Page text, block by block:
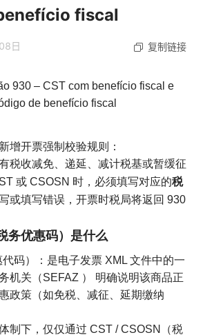
fiscal
日 复制链接
930 – CST com benefício fiscal e
de benefício fiscal
增开票强制校验规则：
税收减免、递延、减计税基或暂缓征
或 CSOSN 时，必须填写对应的税
或填写错误，开票时税局将返回 930
务优惠码）是什么
码）：是电子发票 XML 文件中的一
机关（SEFAZ ） 明确说明该商品正
政策（如免税、减征、延期缴纳
制下，仅仅通过 CST / CSOSN（税